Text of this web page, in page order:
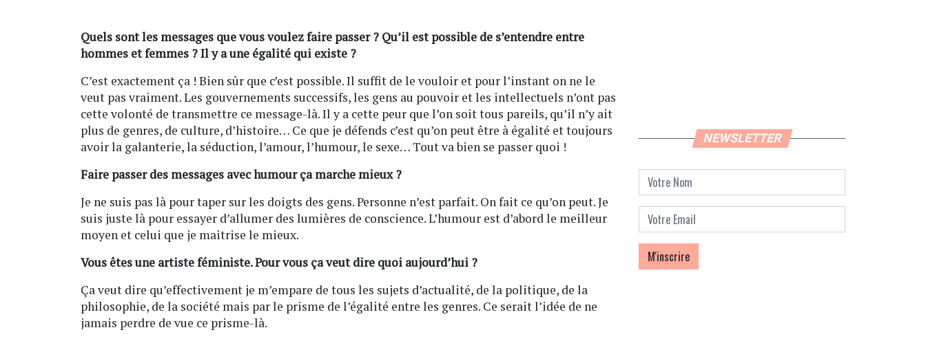
Quels sont les messages que vous voulez faire passer ? Qu’il est possible de s’entendre entre
hommes et femmes ? Il y a une égalité qui existe ?
C’est exactement ça ! Bien sûr que c’est possible. Il suffit de le vouloir et pour l’instant on ne le
veut pas vraiment. Les gouvernements successifs, les gens au pouvoir et les intellectuels n’ont pas
cette volonté de transmettre ce message-là. Il y a cette peur que l’on soit tous pareils, qu’il n’y ait
plus de genres, de culture, d’histoire… Ce que je défends c’est qu’on peut être à égalité et toujours
avoir la galanterie, la séduction, l’amour, l’humour, le sexe… Tout va bien se passer quoi !
Faire passer des messages avec humour ça marche mieux ?
Je ne suis pas là pour taper sur les doigts des gens. Personne n’est parfait. On fait ce qu’on peut. Je
suis juste là pour essayer d’allumer des lumières de conscience. L’humour est d’abord le meilleur
moyen et celui que je maitrise le mieux.
Vous êtes une artiste féministe. Pour vous ça veut dire quoi aujourd’hui ?
Ça veut dire qu’effectivement je m’empare de tous les sujets d’actualité, de la politique, de la
philosophie, de la société mais par le prisme de l’égalité entre les genres. Ce serait l’idée de ne
jamais perdre de vue ce prisme-là.
NEWSLETTER